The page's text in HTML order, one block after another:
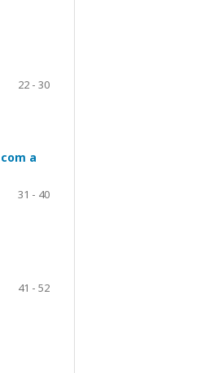
22 - 30
a
31 - 40
41 - 52